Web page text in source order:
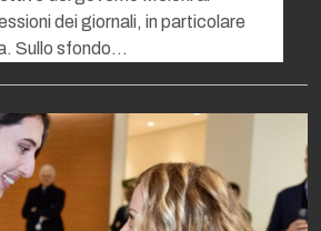
dei giornali, in particolare
Sullo sfondo…